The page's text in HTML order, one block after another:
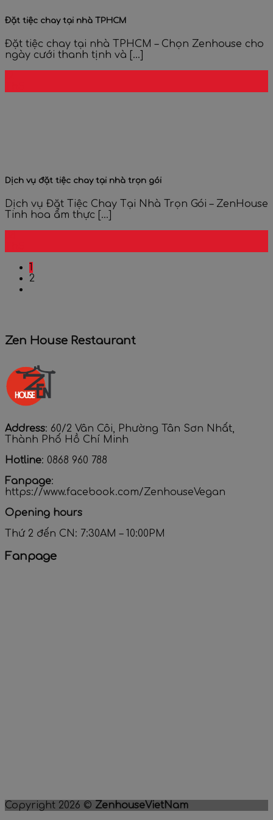
Đặt tiệc chay tại nhà TPHCM
Đặt tiệc chay tại nhà TPHCM – Chọn Zenhouse cho
ngày cưới thanh tịnh và [...]
Dịch vụ đặt tiệc chay tại nhà trọn gói
Dịch vụ Đặt Tiệc Chay Tại Nhà Trọn Gói – ZenHouse
Tinh hoa ẩm thực [...]
1
2
Zen House Restaurant
Address: 60/2 Vân Côi, Phường Tân Sơn Nhất,
Thành Phố Hồ Chí Minh
Hotline: 0868 960 788
Fanpage:
https://www.facebook.com/ZenhouseVegan
Opening hours
Thứ 2 đến CN: 7:30AM – 10:00PM
Fanpage
Copyright 2026 © ZenhouseVietNam